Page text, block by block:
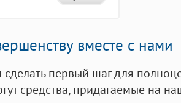
вместе с нами
первый шаг для
средства, придагаемые на